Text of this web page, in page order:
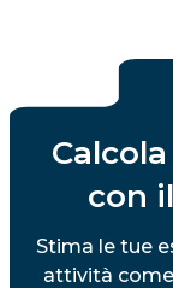
con
Stima le tue
attività